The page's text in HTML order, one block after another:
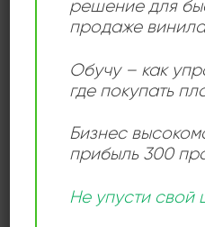
Add to
wishlist
решение для
продаже
Обучу – как
где покупать
Бизнес
прибыль 300
Не упусти свой